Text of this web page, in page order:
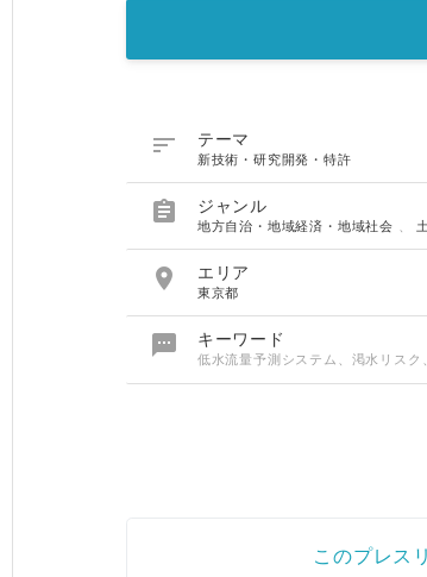
 テーマ
新技術・研究開発・特許
 ジャンル
地方自治・地域経済・地域社会
 エリア
東京都
 キーワード
低水流量予測システム、渇水リスク
このプレス